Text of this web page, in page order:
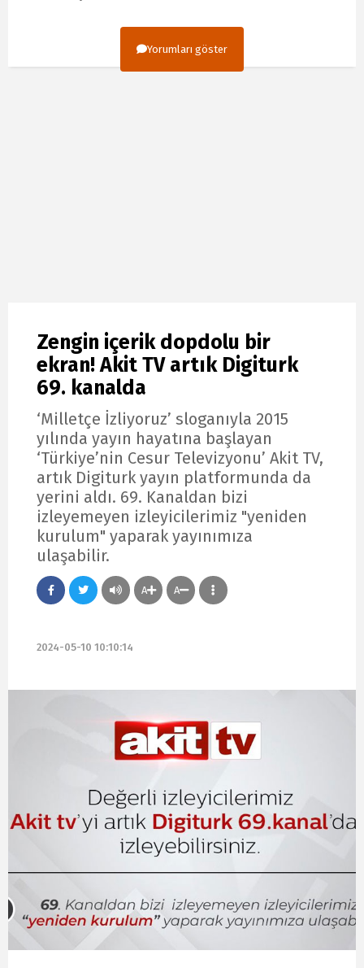
Yorumları göster
Zengin içerik dopdolu bir
ekran! Akit TV artık Digiturk
69. kanalda
‘Milletçe İzliyoruz’ sloganıyla 2015
yılında yayın hayatına başlayan
‘Türkiye’nin Cesur Televizyonu’ Akit TV,
artık Digiturk yayın platformunda da
yerini aldı. 69. Kanaldan bizi
izleyemeyen izleyicilerimiz "yeniden
kurulum" yaparak yayınımıza
ulaşabilir.
A A
2024-05-10 10:10:14